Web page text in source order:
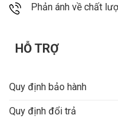
Phản ánh về chất
HỖ TRỢ
Quy định bảo hành
Quy định đổi trả